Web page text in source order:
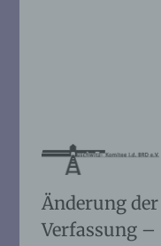
Änderung
Verfassung –